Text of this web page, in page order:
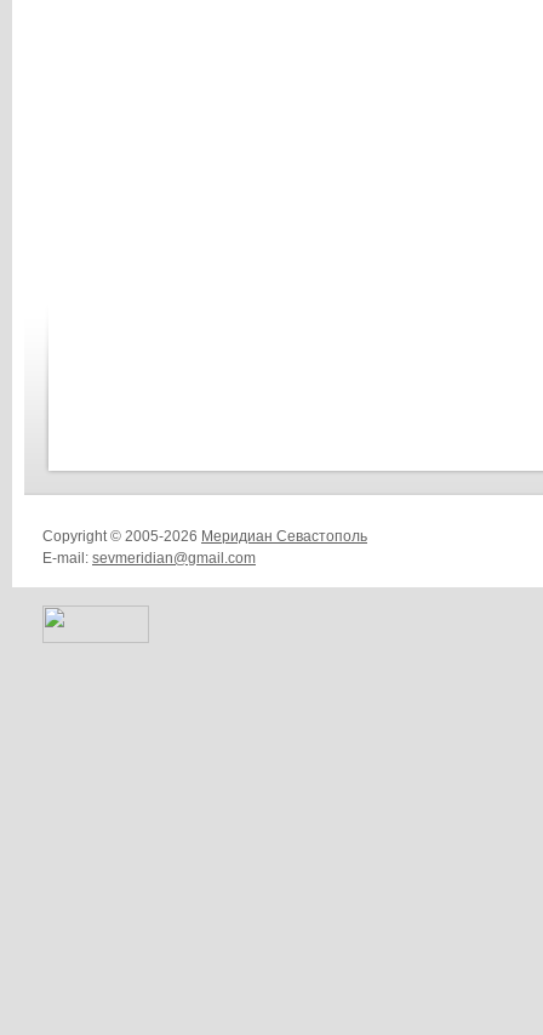
Copyright © 2005-2026 Меридиан Севастополь
E-mail: sevmeridian@gmail.com